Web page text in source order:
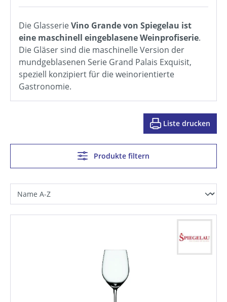
Die GlasserieVino Grande von Spiegelau ist
eine maschinell eingeblasene Weinprofiserie.
Die Gläser sind die maschinelle Version der
mundgeblasenen Serie Grand Palais Exquisit,
speziell konzipiert für die weinorientierte
Gastronomie.
Liste drucken
Produkte filtern